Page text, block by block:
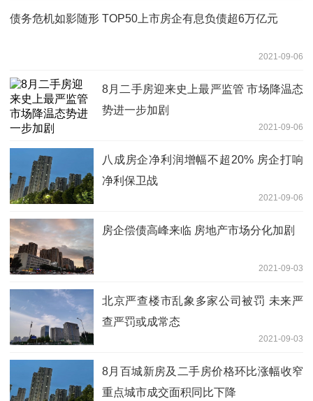
债务危机如影随形 TOP50上市房企有息负债超6万亿元
2021-09-06
8月二手房迎来史上最严监管 市场降温态
势进一步加剧
2021-09-06
八成房企净利润增幅不超20% 房企打响
净利保卫战
2021-09-06
房企偿债高峰来临 房地产市场分化加剧
2021-09-03
北京严查楼市乱象多家公司被罚 未来严
查严罚或成常态
2021-09-03
8月百城新房及二手房价格环比涨幅收窄
重点城市成交面积同比下降